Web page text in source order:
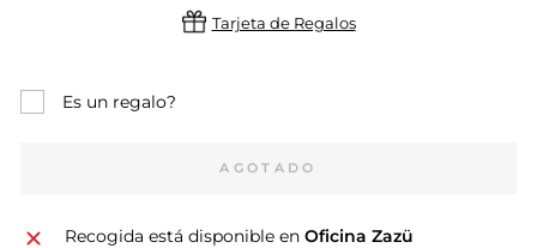
Tarjeta de Regalos
Es un regalo?
AGOTADO
Recogida está disponible en Oficina Zazü